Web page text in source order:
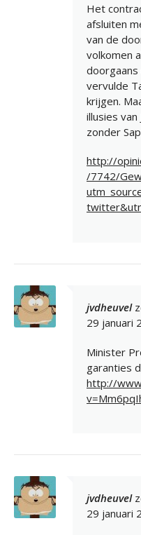
Het
afsluiten
van de
volkomen
vervulde
krijgen.
illusies
zonder
http://
/7742/
jvdheuvel
29 januari
Minister
garanties
http://
jvdheuvel
29 januari